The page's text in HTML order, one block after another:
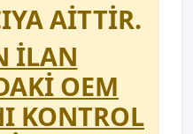
AİTTİR.
İLAN
OEM
KONTROL